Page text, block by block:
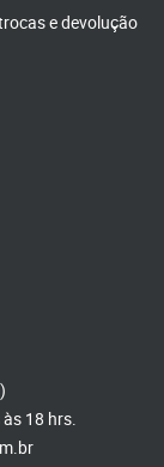
e devolução
18 hrs.